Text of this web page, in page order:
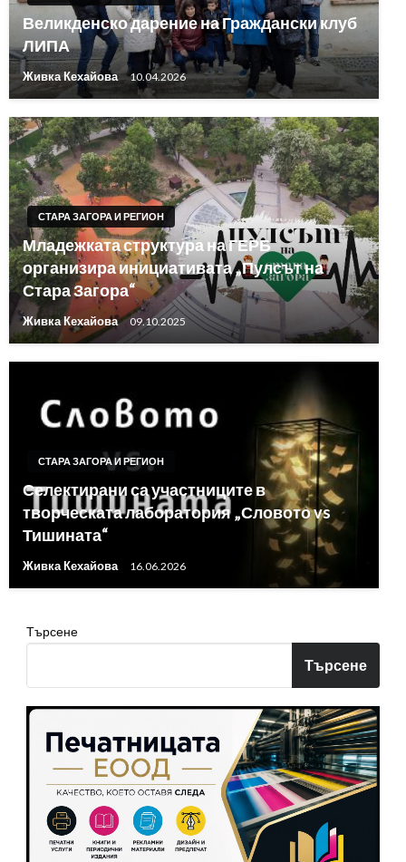
Великденско дарение на Граждански клуб
ЛИПА
Живка Кехайова 10.04.2026
СТАРА ЗАГОРА И РЕГИОН
Младежката структура на ГЕРБ
организира инициативата „Пулсът на
Стара Загора“
Живка Кехайова 09.10.2025
СТАРА ЗАГОРА И РЕГИОН
Селектирани са участниците в
творческата лаборатория „Словото vs
Тишината“
Живка Кехайова 16.06.2026
Търсене
Търсене